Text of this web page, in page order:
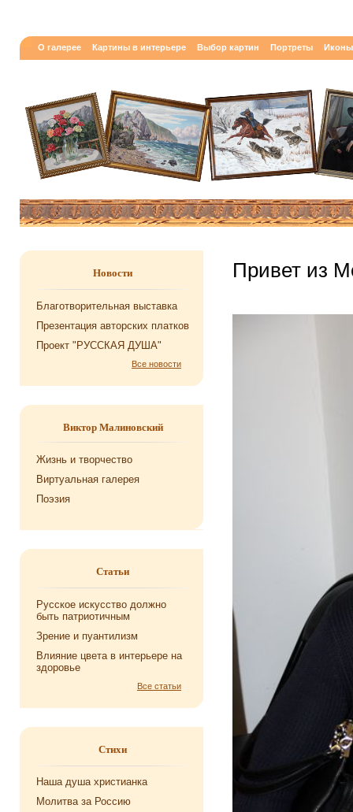
О галерее Картины в интерьере Выбор картин Портреты Иконы
Новости
Благотворительная выставка
Презентация авторских платков
Проект "РУССКАЯ ДУША"
Все новости
Виктор Малиновский
Жизнь и творчество
Виртуальная галерея
Поэзия
Статьи
Русское искусство должно
быть патриотичным
Зрение и пуантилизм
Влияние цвета в интерьере на
здоровье
Все статьи
Стихи
Наша душа хри­сти­ан­ка
Мо­лит­ва за Рос­сию
Привет из